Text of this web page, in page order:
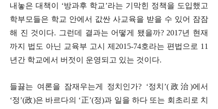
내놓은 대책이 ‘방과후 학교’라는 기막힌 정책을 도입했고
학부모들은 학교 안에서 값싼 사교육을 받을 수 있어 잠잠
해 진 것이다. 그런데 결과는 어떻게 됐을까? 2017년 현재
까지 법도 아닌 교육부 고시 제 2015-74호라는 편법으로 11
년간 학교에서 버젓이 운영되고 있는 것이다.
들끓는 여론을 잠재우는게 정치인가? ‘정치 ’(政治)에서
‘정’(政)은 바르다의 ‘ 正’(정)과 일을 하다 또는 회초리로 치